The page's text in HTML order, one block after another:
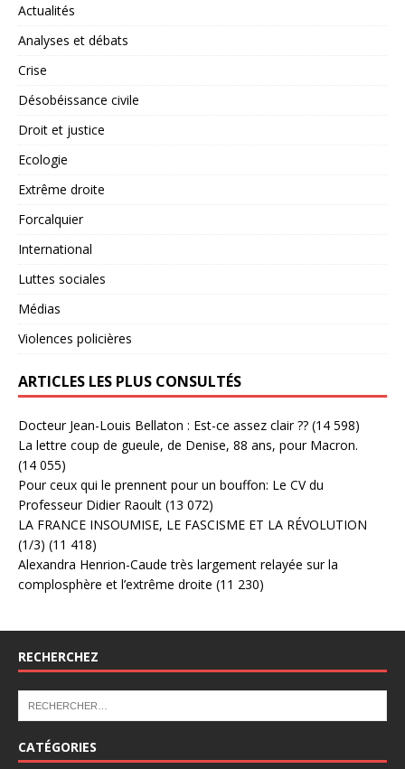
Actualités
Analyses et débats
Crise
Désobéissance civile
Droit et justice
Ecologie
Extrême droite
Forcalquier
International
Luttes sociales
Médias
Violences policières
ARTICLES LES PLUS CONSULTÉS
Docteur Jean-Louis Bellaton : Est-ce assez clair ?? (14 598)
La lettre coup de gueule, de Denise, 88 ans, pour Macron.
(14 055)
Pour ceux qui le prennent pour un bouffon: Le CV du
Professeur Didier Raoult (13 072)
LA FRANCE INSOUMISE, LE FASCISME ET LA RÉVOLUTION
(1/3) (11 418)
Alexandra Henrion-Caude très largement relayée sur la
complosphère et l’extrême droite (11 230)
RECHERCHEZ
CATÉGORIES